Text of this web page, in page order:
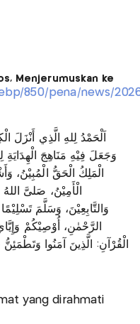
Menjerumuskan ke
اَلْحَمْدُ لِلهِ الَّذِي أَنْزَلَ
وَجَعَلَ فِيْهِ مَنَاهِجَ الْهِدَايَةِ
الْمَلِكُ الْحَقُّ الْمُبِيْنُ،
الْأَمِيْنُ، صَلىَّ
وَالتَّابِعِيْنَ، وَسَلَّمَ
الرَّحْمٰنِ، أُوْصِيْكُمْ
الْقُرْآنِ: الَّذِينَ آمَنُوا
yang dirahmati